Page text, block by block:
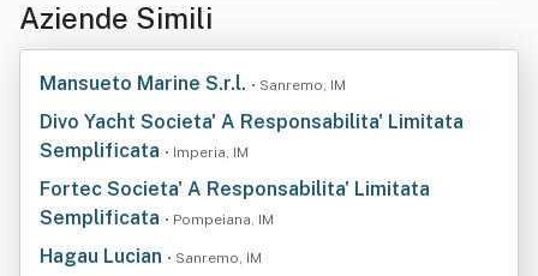
Aziende Simili
Mansueto Marine S.r.l. • Sanremo, IM
Divo Yacht Societa' A Responsabilita' Limitata
Semplificata • Imperia, IM
Fortec Societa' A Responsabilita' Limitata
Semplificata • Pompeiana, IM
Hagau Lucian • Sanremo, IM